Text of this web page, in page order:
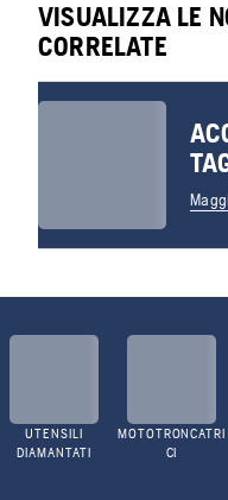
VISUALIZZA LE
CORRELATE
UTENSILI
DIAMANTATI
MOTOTRONCATRI
CI